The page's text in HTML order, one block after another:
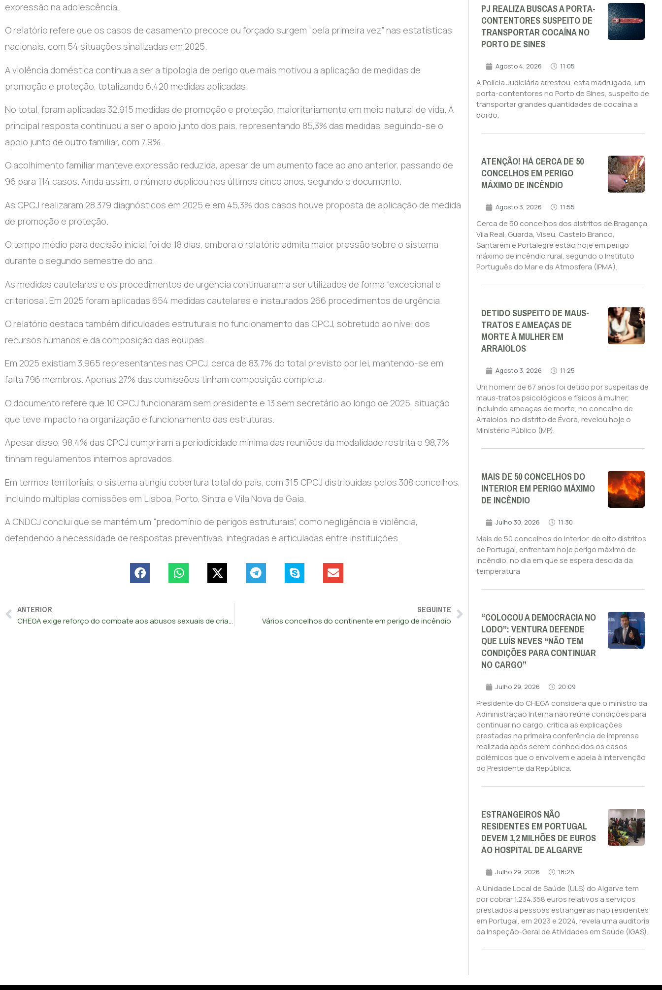
expressão na adolescência.
O relatório refere que os casos de casamento precoce ou forçado surgem “pela primeira vez” nas estatísticas
nacionais, com 54 situações sinalizadas em 2025.
A violência doméstica continua a ser a tipologia de perigo que mais motivou a aplicação de medidas de
promoção e proteção, totalizando 6.420 medidas aplicadas.
No total, foram aplicadas 32.915 medidas de promoção e proteção, maioritariamente em meio natural de vida. A
principal resposta continuou a ser o apoio junto dos pais, representando 85,3% das medidas, seguindo-se o
apoio junto de outro familiar, com 7,9%.
O acolhimento familiar manteve expressão reduzida, apesar de um aumento face ao ano anterior, passando de
96 para 114 casos. Ainda assim, o número duplicou nos últimos cinco anos, segundo o documento.
As CPCJ realizaram 28.379 diagnósticos em 2025 e em 45,3% dos casos houve proposta de aplicação de medida
de promoção e proteção.
O tempo médio para decisão inicial foi de 18 dias, embora o relatório admita maior pressão sobre o sistema
durante o segundo semestre do ano.
As medidas cautelares e os procedimentos de urgência continuaram a ser utilizados de forma “excecional e
criteriosa”. Em 2025 foram aplicadas 654 medidas cautelares e instaurados 266 procedimentos de urgência.
O relatório destaca também dificuldades estruturais no funcionamento das CPCJ, sobretudo ao nível dos
recursos humanos e da composição das equipas.
Em 2025 existiam 3.965 representantes nas CPCJ, cerca de 83,7% do total previsto por lei, mantendo-se em
falta 796 membros. Apenas 27% das comissões tinham composição completa.
O documento refere que 10 CPCJ funcionaram sem presidente e 13 sem secretário ao longo de 2025, situação
que teve impacto na organização e funcionamento das estruturas.
Apesar disso, 98,4% das CPCJ cumpriram a periodicidade mínima das reuniões da modalidade restrita e 98,7%
tinham regulamentos internos aprovados.
Em termos territoriais, o sistema atingiu cobertura total do país, com 315 CPCJ distribuídas pelos 308 concelhos,
incluindo múltiplas comissões em Lisboa, Porto, Sintra e Vila Nova de Gaia.
A CNDCJ conclui que se mantém um “predomínio de perigos estruturais”, como negligência e violência,
defendendo a necessidade de respostas preventivas, integradas e articuladas entre instituições.
ANTERIOR
CHEGA exige reforço do combate aos abusos sexuais de crianças online
SEGUINTE
Vários concelhos do continente em perigo de incêndio
PJ REALIZA BUSCAS A PORTA-
CONTENTORES SUSPEITO DE
TRANSPORTAR COCAÍNA NO
PORTO DE SINES
Agosto 4, 2026 11:05
A Polícia Judiciária arrestou, esta madrugada, um
porta-contentores no Porto de Sines, suspeito de
transportar grandes quantidades de cocaína a
bordo.
ATENÇÃO! HÁ CERCA DE 50
CONCELHOS EM PERIGO
MÁXIMO DE INCÊNDIO
Agosto 3, 2026 11:55
Cerca de 50 concelhos dos distritos de Bragança,
Vila Real, Guarda, Viseu, Castelo Branco,
Santarém e Portalegre estão hoje em perigo
máximo de incêndio rural, segundo o Instituto
Português do Mar e da Atmosfera (IPMA).
DETIDO SUSPEITO DE MAUS-
TRATOS E AMEAÇAS DE
MORTE À MULHER EM
ARRAIOLOS
Agosto 3, 2026 11:25
Um homem de 67 anos foi detido por suspeitas de
maus-tratos psicológicos e físicos à mulher,
incluindo ameaças de morte, no concelho de
Arraiolos, no distrito de Évora, revelou hoje o
Ministério Público (MP).
MAIS DE 50 CONCELHOS DO
INTERIOR EM PERIGO MÁXIMO
DE INCÊNDIO
Julho 30, 2026 11:30
Mais de 50 concelhos do interior, de oito distritos
de Portugal, enfrentam hoje perigo máximo de
incêndio, no dia em que se espera descida da
temperatura
“COLOCOU A DEMOCRACIA NO
LODO”: VENTURA DEFENDE
QUE LUÍS NEVES “NÃO TEM
CONDIÇÕES PARA CONTINUAR
NO CARGO”
Julho 29, 2026 20:09
Presidente do CHEGA considera que o ministro da
Administração Interna não reúne condições para
continuar no cargo, critica as explicações
prestadas na primeira conferência de imprensa
realizada após serem conhecidos os casos
polémicos que o envolvem e apela à intervenção
do Presidente da República.
ESTRANGEIROS NÃO
RESIDENTES EM PORTUGAL
DEVEM 1,2 MILHÕES DE EUROS
AO HOSPITAL DE ALGARVE
Julho 29, 2026 18:26
A Unidade Local de Saúde (ULS) do Algarve tem
por cobrar 1.234.358 euros relativos a serviços
prestados a pessoas estrangeiras não residentes
em Portugal, em 2023 e 2024, revela uma auditoria
da Inspeção-Geral de Atividades em Saúde (IGAS).